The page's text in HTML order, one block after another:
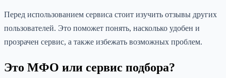
Перед использованием сервиса стоит изучить отзывы других
пользователей. Это поможет понять, насколько удобен и
прозрачен сервис, а также избежать возможных проблем.
Это МФО или сервис подбора?